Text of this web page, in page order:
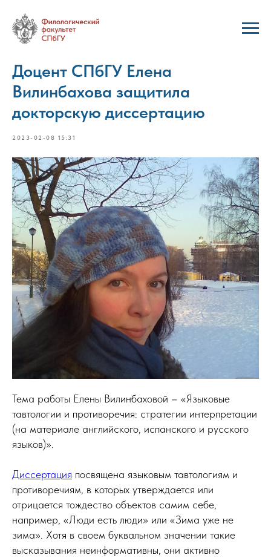
Доцент СПбГУ Елена
Вилинбахова защитила
докторскую диссертацию
2023-02-08 15:31
Тема работы Елены Вилинбаховой – «Языковые
тавтологии и противоречия: стратегии интерпретации
(на материале английского, испанского и русского
языков)».
Диссертация посвящена языковым тавтологиям и
противоречиям, в которых утверждается или
отрицается тождество объектов самим себе,
например, «Люди есть люди» или «Зима уже не
зима». Хотя в своем буквальном значении такие
высказывания неинформативны, они активно